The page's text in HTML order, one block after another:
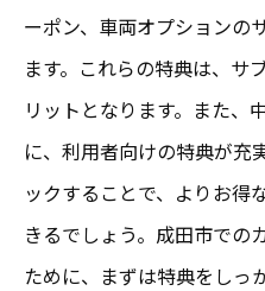
ーポン、車両オプションの
ます。これらの特典は、サ
リットとなります。また、
に、利用者向けの特典が充
ックすることで、よりお得
きるでしょう。成田市での
ために、まずは特典をしっ